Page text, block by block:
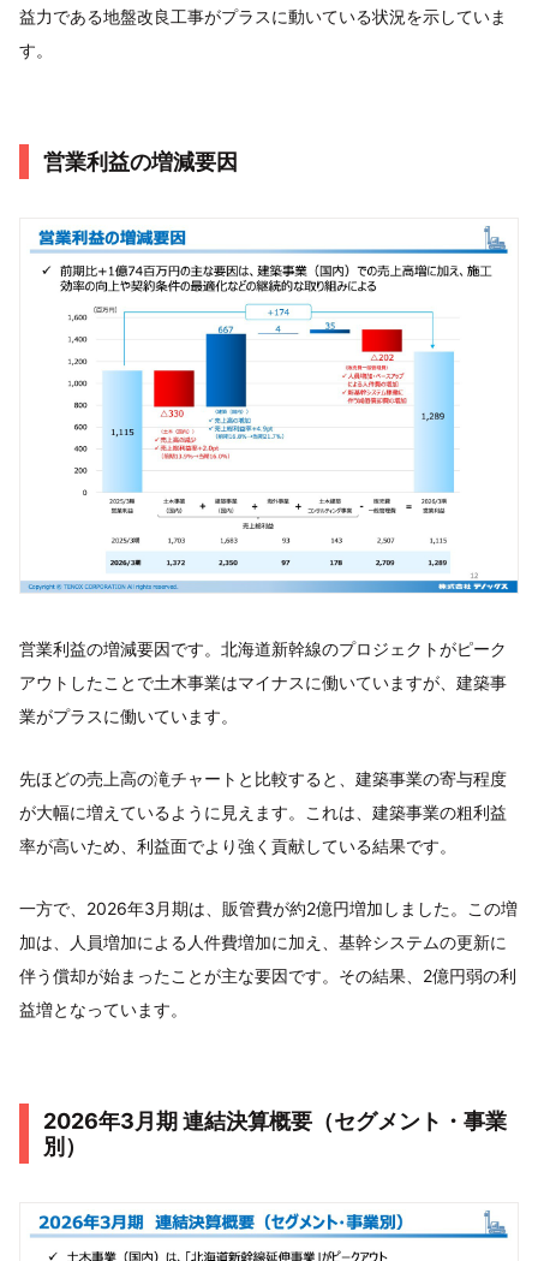
益力である地盤改良工事がプラスに動いている状況を示していま
す。
営業利益の増減要因
営業利益の増減要因です。北海道新幹線のプロジェクトがピーク
アウトしたことで土木事業はマイナスに働いていますが、建築事
業がプラスに働いています。
先ほどの売上高の滝チャートと比較すると、建築事業の寄与程度
が大幅に増えているように見えます。これは、建築事業の粗利益
率が高いため、利益面でより強く貢献している結果です。
一方で、2026年3月期は、販管費が約2億円増加しました。この増
加は、人員増加による人件費増加に加え、基幹システムの更新に
伴う償却が始まったことが主な要因です。その結果、2億円弱の利
益増となっています。
2026年3月期 連結決算概要（セグメント・事業
別）